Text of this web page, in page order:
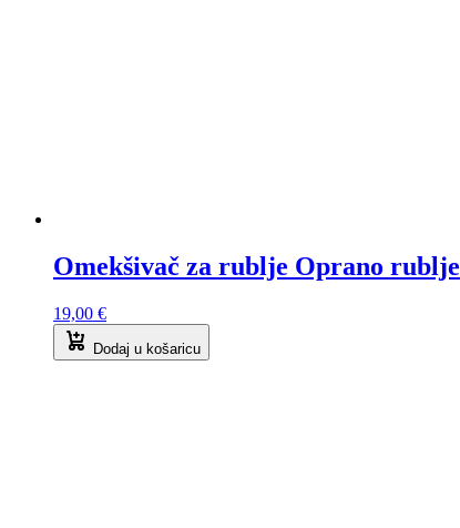
Omekšivač za rublje Oprano rublje
19,00 €
Dodaj u košaricu